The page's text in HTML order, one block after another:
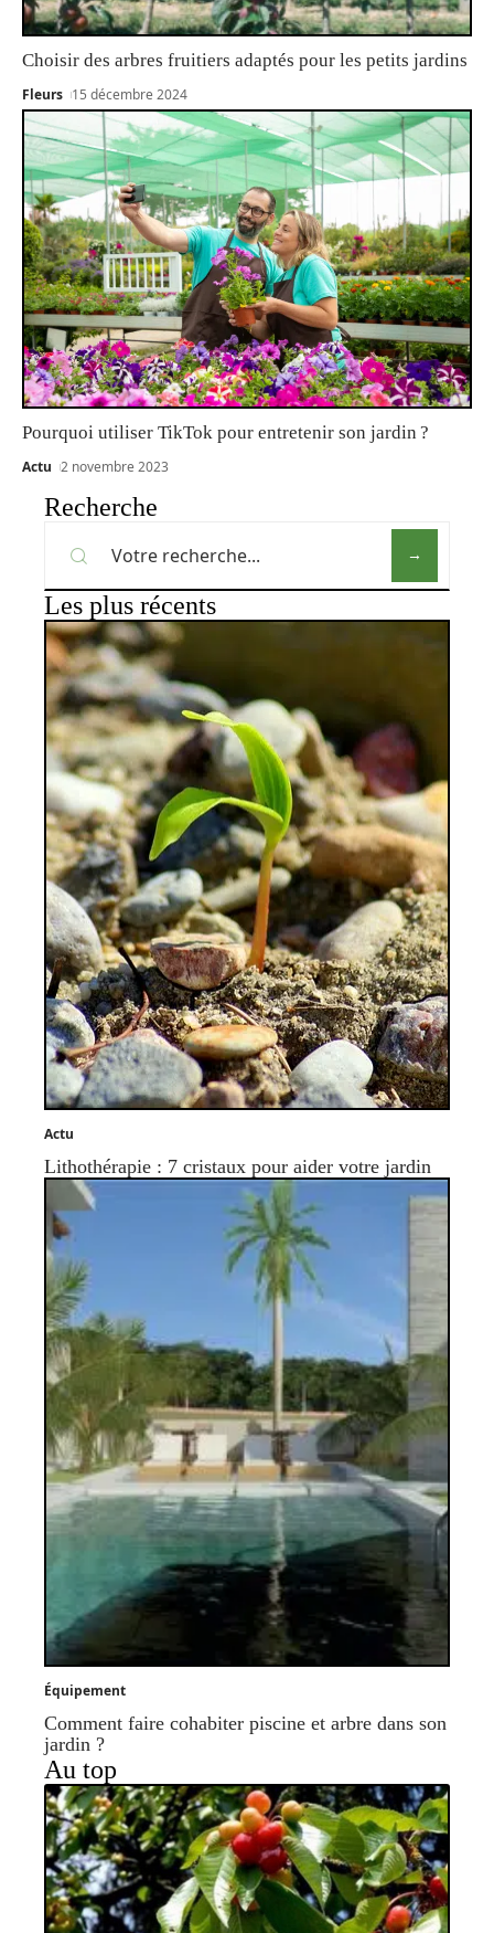
Choisir des arbres fruitiers adaptés pour les petits jardins
Fleurs 15 décembre 2024
Pourquoi utiliser TikTok pour entretenir son jardin ?
Actu 2 novembre 2023
Recherche
Les plus récents
Actu
Lithothérapie : 7 cristaux pour aider votre jardin
Équipement
Comment faire cohabiter piscine et arbre dans son
jardin ?
Au top